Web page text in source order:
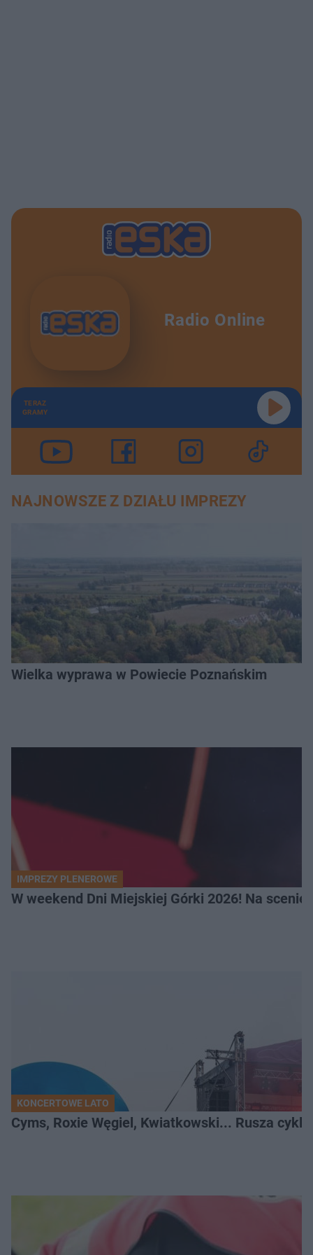
Radio Online
TERAZ
GRAMY
NAJNOWSZE Z DZIAŁU IMPREZY
Wielka wyprawa w Powiecie Poznańskim
IMPREZY PLENEROWE
W weekend Dni Miejskiej Górki 2026! Na scenie
KONCERTOWE LATO
Cyms, Roxie Węgiel, Kwiatkowski... Rusza cykl